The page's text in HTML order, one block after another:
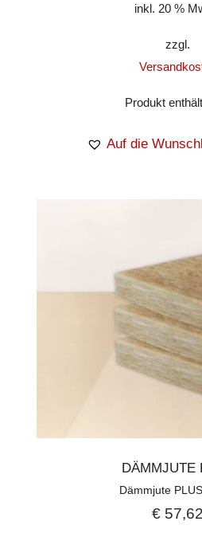
inkl. 20 %
zzgl.
Produkt
Auf die
DÄMMJUTE
Dämmjute
€ 57,62